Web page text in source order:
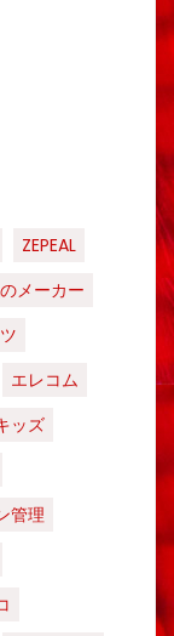
ZEPEAL
メーカー
エレコム
ッズ
管理